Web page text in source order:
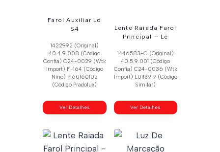
Farol Auxiliar Ld
S4
1422992 (Original)
40.4.9.008 (Código
Confia) C24-0029 (Wtk
Import) F-164 (Código
Nino) Pl60160102
(Código Pradolux)
Ver Detalhes
Lente Raiada Farol
Principal – Le
1446583-G (Original)
40.5.9.001 (Código
Confia) C24-0036 (Wtk
Import) L0113919 (Código
Similar)
Ver Detalhes